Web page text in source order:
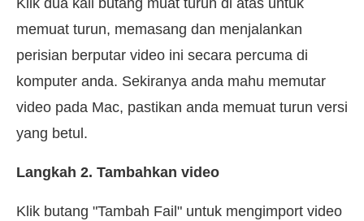
Klik dua kali butang muat turun di atas untuk
memuat turun, memasang dan menjalankan
perisian berputar video ini secara percuma di
komputer anda. Sekiranya anda mahu memutar
video pada Mac, pastikan anda memuat turun versi
yang betul.
Langkah 2. Tambahkan video
Klik butang "Tambah Fail" untuk mengimport video